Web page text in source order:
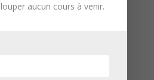
aucun cours à venir.